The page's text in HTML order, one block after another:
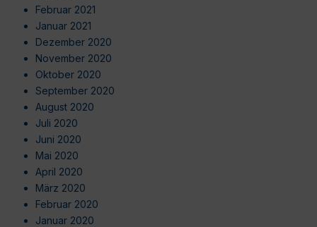
Februar 2021
Januar 2021
Dezember 2020
November 2020
Oktober 2020
September 2020
August 2020
Juli 2020
Juni 2020
Mai 2020
April 2020
März 2020
Februar 2020
Januar 2020